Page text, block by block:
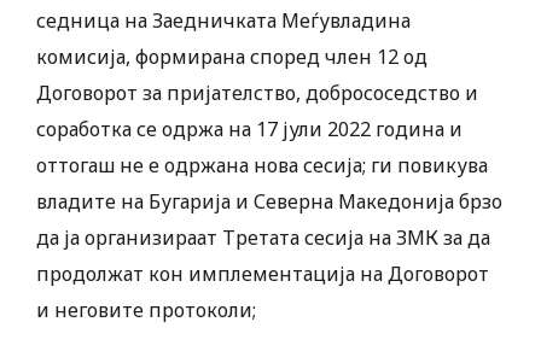
седница на Заедничката Меѓувладина
комисија, формирана според член 12 од
Договорот за пријателство, добрососедство и
соработка се одржа на 17 јули 2022 година и
оттогаш не е одржана нова сесија; ги повикува
владите на Бугарија и Северна Македонија брзо
да ја организираат Третата сесија на ЗМК за да
продолжат кон имплементација на Договорот
и неговите протоколи;